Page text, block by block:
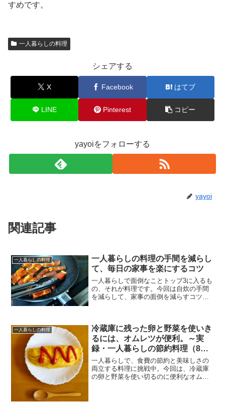
すめです。
一人暮らしの料理
シェアする
X Facebook はてブ
LINE Pinterest コピー
yayoiをフォローする
yayoi
関連記事
一人暮らしの料理
一人暮らしの料理の手間を減らし
て、毎日の家事を楽にするコツ
一人暮らしで面倒なことトップ3に入るも
の、それが料理です。今回は自炊の手間
を減らして、家事の面倒を減らすコツを
痛ではなくなるのではな...
一人暮らしの料理
冷蔵庫に残った卵と野菜を使いき
るには、オムレツが便利。～実
録・一人暮らしの節約料理（8）
～
一人暮らしで、食費の節約と美味しさの
両立する料理に挑戦中。今回は、冷蔵庫
の卵と野菜を使い切るのに便利なオムレ